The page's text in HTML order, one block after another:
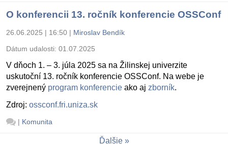
O konferencii 13. ročník konferencie OSSConf
26.06.2025 | 16:50 | Miroslav Bendík
Dátum udalosti: 01.07.2025
V dňoch 1. – 3. júla 2025 sa na Žilinskej univerzite
uskutoční 13. ročník konferencie OSSConf. Na webe je
zverejnený program konferencie ako aj zborník.
Zdroj: ossconf.fri.uniza.sk
| Komunita
Ďalšie